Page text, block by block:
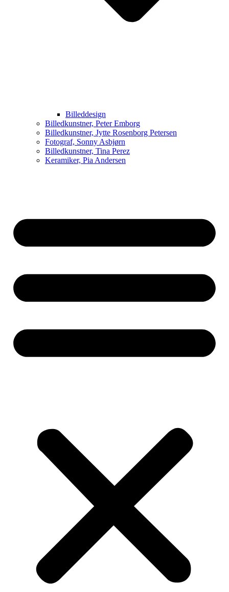
Billeddesign
Billedkunstner, Peter Emborg
Billedkunstner, Jytte Rosenborg Petersen
Fotograf, Sonny Asbjørn
Billedkunstner, Tina Perez
Keramiker, Pia Andersen